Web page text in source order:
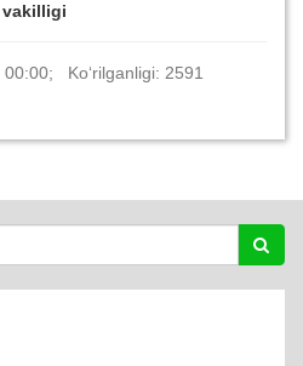
vakilligi
Ko‘rilganligi: 2591